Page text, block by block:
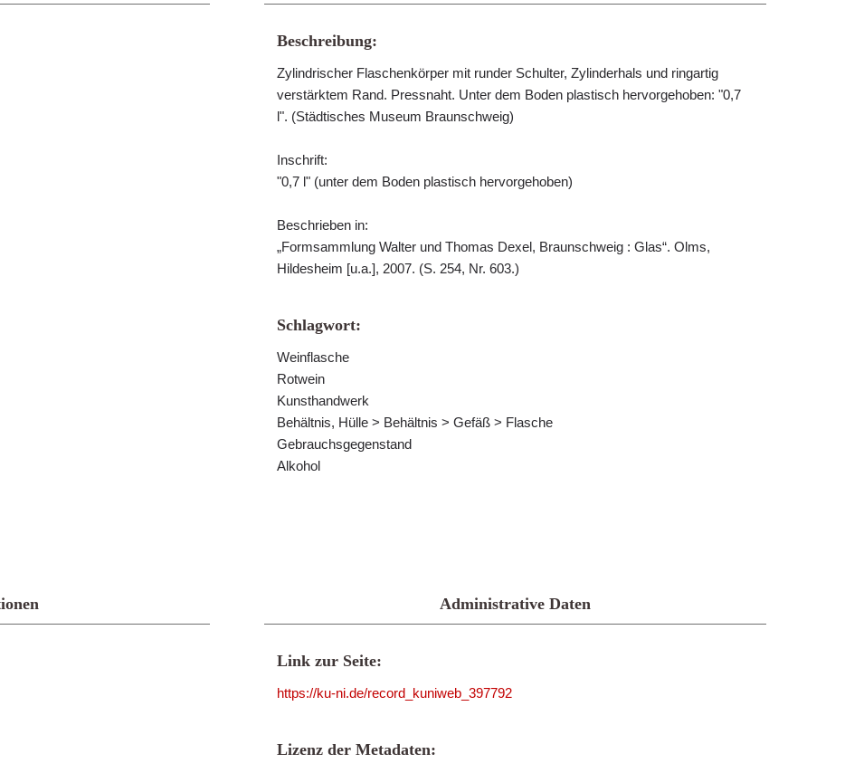
Beschreibung:
Zylindrischer Flaschenkörper mit runder Schulter, Zylinderhals und ringartig
verstärktem Rand. Pressnaht. Unter dem Boden plastisch hervorgehoben: "0,7
l". (Städtisches Museum Braunschweig)
Inschrift:
"0,7 l" (unter dem Boden plastisch hervorgehoben)
Beschrieben in:
„Formsammlung Walter und Thomas Dexel, Braunschweig : Glas“. Olms,
Hildesheim [u.a.], 2007. (S. 254, Nr. 603.)
Schlagwort:
Weinflasche
Rotwein
Kunsthandwerk
Behältnis, Hülle > Behältnis > Gefäß > Flasche
Gebrauchsgegenstand
Alkohol
Administrative Daten
Link zur Seite:
https://ku-ni.de/record_kuniweb_397792
Lizenz der Metadaten: